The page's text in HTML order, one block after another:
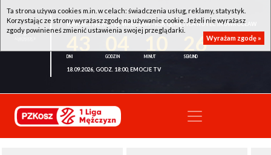
WKK ACTIVE HOTEL WROCŁAW - KSK QEMETICA NOTEĆ INOWROCŁAW
26
18.09.2026, GODZ. 18:00, EMOCJE TV
Ta strona używa cookies m.in. w celach: świadczenia usług, reklamy, statystyk.
Korzystając ze strony wyrażasz zgodę na używanie cookie. Jeżeli nie wyrażasz
zgody powinieneś zmienić ustawienia swojej przeglądarki.
Wyrażam zgodę »